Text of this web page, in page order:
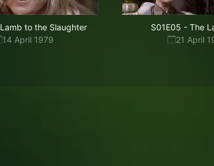
Lamb to the Slaughter
14 April 1979
S01E05 - The
21 April